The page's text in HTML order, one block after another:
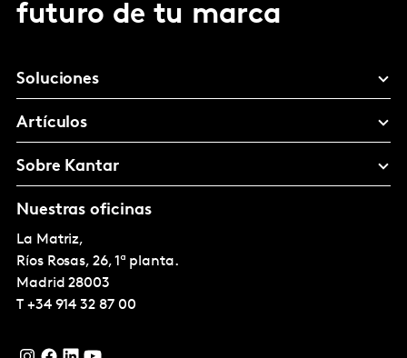
futuro de tu marca
Soluciones
Artículos
Sobre Kantar
Nuestras oficinas
La Matriz,
Ríos Rosas, 26, 1ª planta.
Madrid 28003
T +34 914 32 87 00